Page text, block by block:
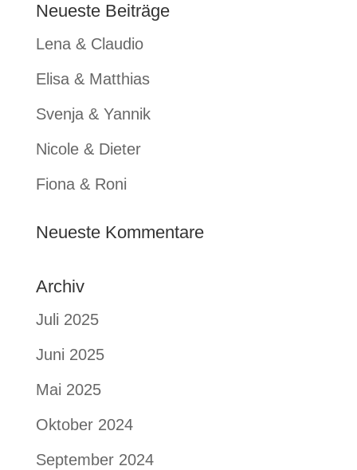
Neueste Beiträge
Lena & Claudio
Elisa & Matthias
Svenja & Yannik
Nicole & Dieter
Fiona & Roni
Neueste Kommentare
Archiv
Juli 2025
Juni 2025
Mai 2025
Oktober 2024
September 2024